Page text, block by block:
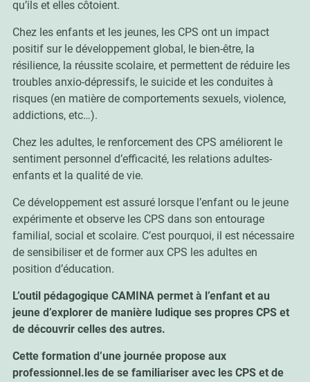
qu’ils et elles côtoient.
Chez les enfants et les jeunes, les CPS ont un impact
positif sur le développement global, le bien-être, la
résilience, la réussite scolaire, et permettent de réduire les
troubles anxio-dépressifs, le suicide et les conduites à
risques (en matière de comportements sexuels, violence,
addictions, etc…).
Chez les adultes, le renforcement des CPS améliorent le
sentiment personnel d’efficacité, les relations adultes-
enfants et la qualité de vie.
Ce développement est assuré lorsque l’enfant ou le jeune
expérimente et observe les CPS dans son entourage
familial, social et scolaire. C’est pourquoi, il est nécessaire
de sensibiliser et de former aux CPS les adultes en
position d’éducation.
L’outil pédagogique CAMINA permet à l’enfant et au
jeune d’explorer de manière ludique ses propres CPS et
de découvrir celles des autres.
Cette formation d’une journée propose aux
professionnel.les de se familiariser avec les CPS et de